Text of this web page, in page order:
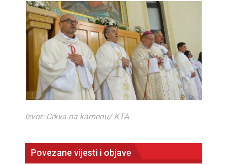
Izvor: Crkva na kamenu/ KTA
Povezane vijesti i objave